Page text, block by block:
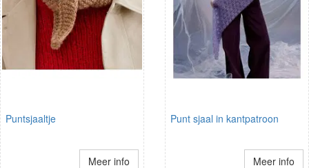
Puntsjaaltje
Meer info
Punt sjaal in kantpatroon
Meer info